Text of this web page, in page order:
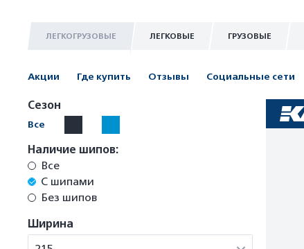
ЛЕГКОГРУЗОВЫЕ ЛЕГКОВЫЕ ГРУЗОВЫЕ
Акции Где купить Отзывы Социальные сети
Сезон
Все
Наличие шипов:
Все
С шипами
Без шипов
Ширина